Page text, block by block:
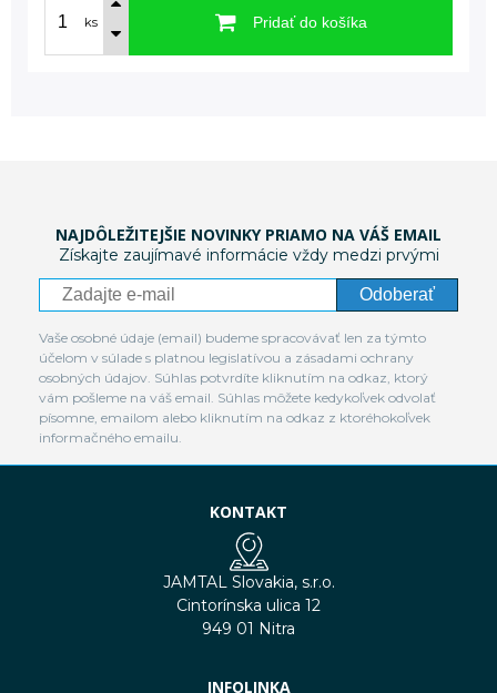
ks Pridať do košíka
NAJDÔLEŽITEJŠIE NOVINKY PRIAMO NA VÁŠ EMAIL
Získajte zaujímavé informácie vždy medzi prvými
Odoberať
Vaše osobné údaje (email) budeme spracovávať len za týmto
účelom v súlade s platnou legislatívou a zásadami ochrany
osobných údajov. Súhlas potvrdíte kliknutím na odkaz, ktorý
vám pošleme na váš email. Súhlas môžete kedykoľvek odvolať
písomne, emailom alebo kliknutím na odkaz z ktoréhokoľvek
informačného emailu.
KONTAKT
JAMTAL Slovakia, s.r.o.
Cintorínska ulica 12
949 01 Nitra
INFOLINKA